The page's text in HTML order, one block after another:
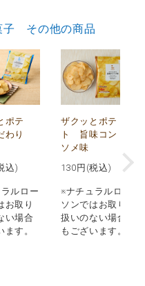
子 その他の商品
ポテ
わり
込)
ルロー
お取り
い場合
ます。
ザクッとポテ
ト 旨味コン
ソメ味
130 円(税込)
※ナチュラルロー
ソンではお取り
扱いのない場合
もございます。